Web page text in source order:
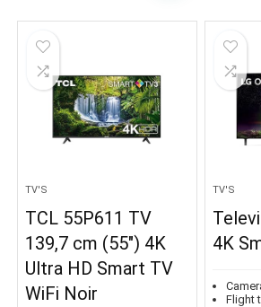
TV'S
TCL 55P611 TV
139,7 cm (55″) 4K
Ultra HD Smart TV
WiFi Noir
TV'S
4K
Flight